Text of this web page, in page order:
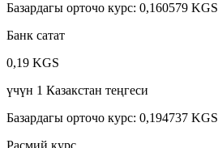
Базардагы орточо курс: 0,160579 KGS
Банк сатат
0,19 KGS
үчүн 1 Казакстан теңгеси
Базардагы орточо курс: 0,194737 KGS